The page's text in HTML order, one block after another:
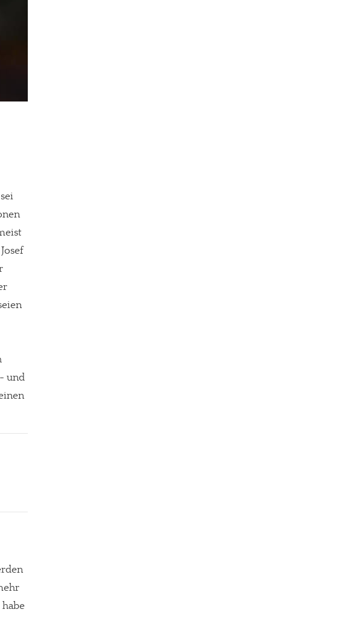
sind in den letzten Monaten stark zurückgegangen.
unterstützen.
und